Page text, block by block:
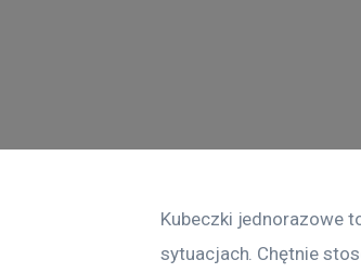
Kubeczki jednorazowe
sytuacjach. Chętnie